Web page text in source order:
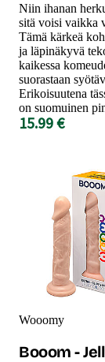
Niin ihanan
sitä voisi vaikka
Tämä kärkeä
ja läpinäkyvä
kaikessa
suorastaan
Erikoisuutena
on suomuinen
15.99 €
Wooomy
Booom -